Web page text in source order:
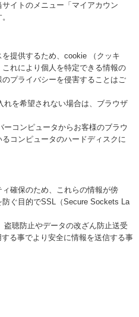
イトのメニュー「マイアカウン
提供するため、cookie （クッキ
れにより個人を特定できる情報の
プライバシーを侵害することはご
れを希望されない場合は、ブラウザ
コンピュータからお客様のブラウ
コンピュータのハードディスクに
確保のため、これらの情報が傍
ぐ目的でSSL（Secure Sockets La
聴防止やデータの改ざん防止送受
る事でより安全に情報を送信する事